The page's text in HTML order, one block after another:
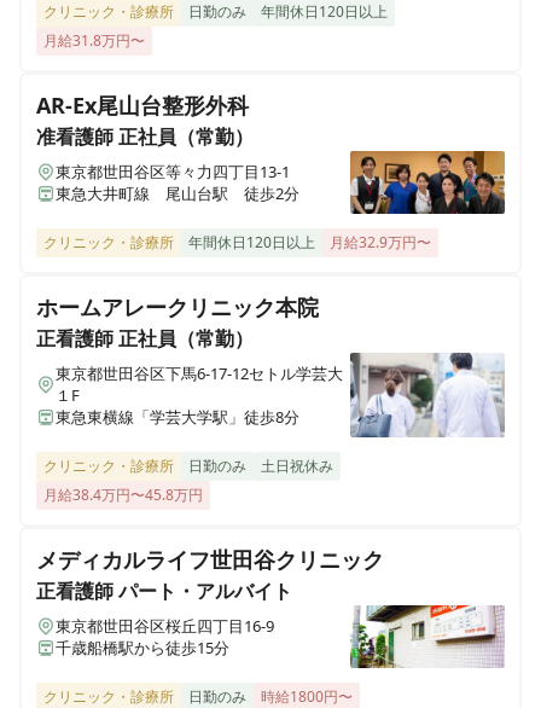
メドアグリクリニックにしとうきょう
東京都西東京市緑町三丁目6-33
メドアグリクリニックみよし
愛知県みよし市三好町上254番地
メドアグリクリニックぬまづ
神奈川県横浜市港北区篠原町1099-8
メドアグリクリニックやちよ
千葉県八千代市大和田新田59-68
メドアグリクリニックつくば
茨城県つくば市若森字谷津1267-2
メドアグリクリニックまちだ
東京都町田市成瀬が丘一丁目3-2
メドアグリクリニックつくばみらい
クリニック・診療所 日勤のみ
年間休日120日以上
月給31.8万円〜
AR-Ex尾山台整形外科
准看護師正社員（常勤）
東京都世田谷区等々力四丁目13-1
東急大井町線 尾山台駅 徒歩2分
クリニック・診療所 年間休日120日以上 月給32.9万円〜
ホームアレークリニック本院
正看護師正社員（常勤）
東京都世田谷区下馬6-17-12セトル学芸大
１F
東急東横線「学芸大学駅」徒歩8分
クリニック・診療所 日勤のみ
土日祝休み
月給38.4万円〜45.8万円
メディカルライフ世田谷クリニック
正看護師パート・アルバイト
東京都世田谷区桜丘四丁目16-9
千歳船橋駅から徒歩15分
クリニック・診療所 日勤のみ 時給1800円〜